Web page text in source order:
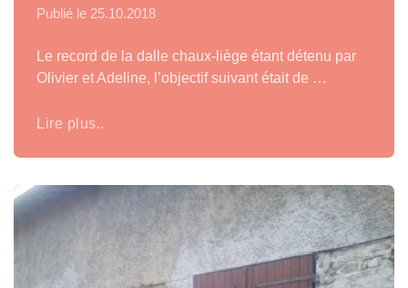
Publié le 25.10.2018
Le record de la dalle chaux-liège étant détenu par
Olivier et Adeline, l’objectif suivant était de …
Lire plus..